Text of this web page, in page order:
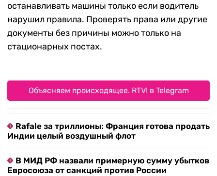
останавливать машины только если водитель
нарушил правила. Проверять права или другие
документы без причины можно только на
стационарных постах.
Объясняем происходящее. RTVI в Telegram
Rafale за триллионы: Франция готова продать
Индии целый воздушный флот
В МИД РФ назвали примерную сумму убытков
Евросоюза от санкций против России